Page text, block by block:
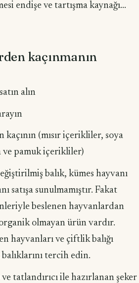
endişe ve tartışma kaynağı...
kaçınmanın
alın
(mısır içerikliler, soya
pamuk içerikliler)
balık, kümes hayvanı
satışa sunulmamıştır. Fakat
beslenen hayvanlar­dan
olmayan ürün vardır.
hay­vanları ve çiftlik balığı
tercih edin.
tatlandırıcı ile hazırlanan şeker